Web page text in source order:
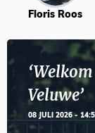
Floris Roos
Veluwe’
08 JULI 2026 -